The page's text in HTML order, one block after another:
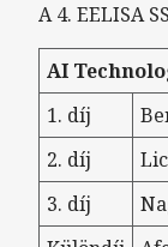
A 4. EELISA
AI
1. díj
2. díj
3. díj